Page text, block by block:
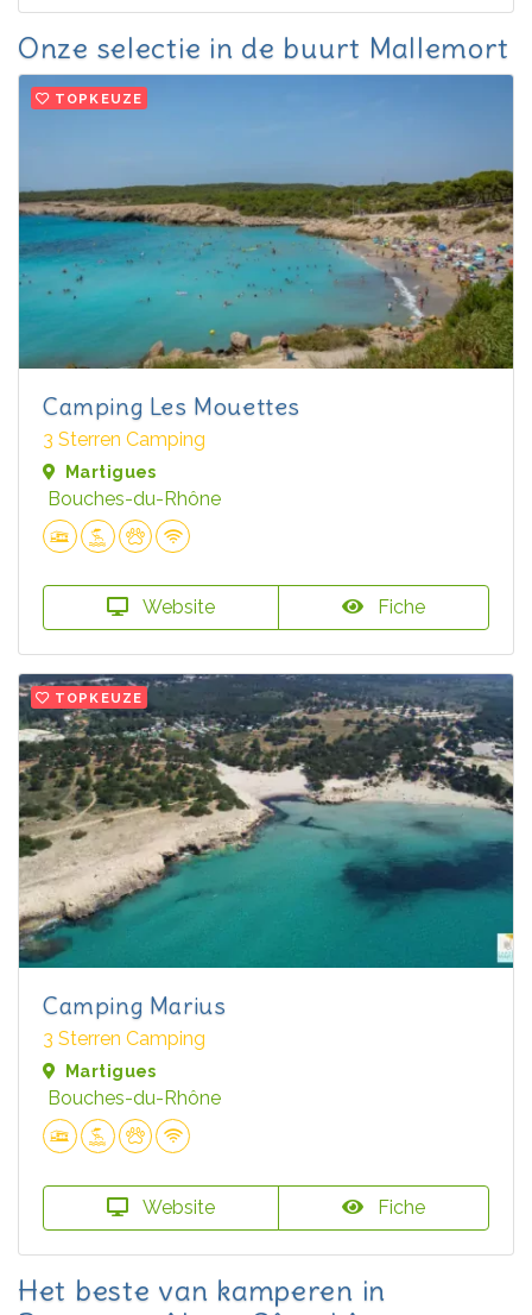
Onze selectie in de buurt Mallemort
TOPKEUZE
Camping Les Mouettes
3 Sterren Camping
Martigues
Bouches-du-Rhône
Website Fiche
TOPKEUZE
Camping Marius
3 Sterren Camping
Martigues
Bouches-du-Rhône
Website Fiche
Het beste van kamperen in